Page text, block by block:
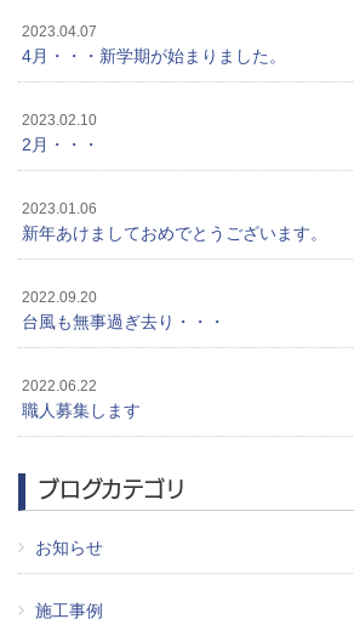
2023.04.07
4月・・・新学期が始まりました。
2023.02.10
2月・・・
2023.01.06
新年あけましておめでとうございます。
2022.09.20
台風も無事過ぎ去り・・・
2022.06.22
職人募集します
ブログカテゴリ
お知らせ
施工事例